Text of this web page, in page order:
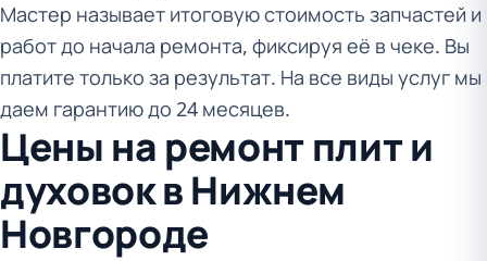
Мастер называет итоговую стоимость запчастей и
работ до начала ремонта, фиксируя её в чеке. Вы
платите только за результат. На все виды услуг мы
даем гарантию до 24 месяцев.
Цены на ремонт плит и
духовок в Нижнем
Новгороде